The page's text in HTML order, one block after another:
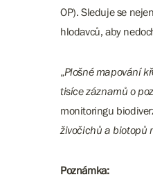
OP). Sleduje se
hlodavců, aby
„Plošné mapování
tisíce záznamů o
monitoringu
živočichů a biotopů
Poznámka: